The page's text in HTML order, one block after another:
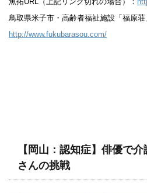
鳥取県米子市・高齢者福祉施設「福原荘
http://www.fukubarasou.com/
【岡山：認知症】俳優で
さんの挑戦